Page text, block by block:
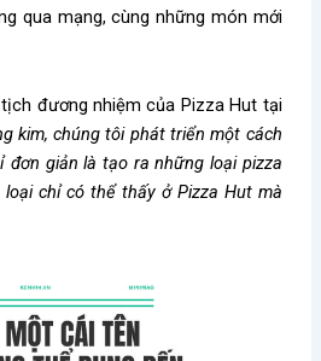
qua mạng, cùng những món mới
đương nhiệm của Pizza Hut tại
kim, chúng tôi phát triển một cách
đơn giản là tạo ra những loại pizza
chỉ có thể thấy ở Pizza Hut mà